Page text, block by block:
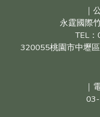
｜
永霆國際
TEL
320055桃園市中壢
｜